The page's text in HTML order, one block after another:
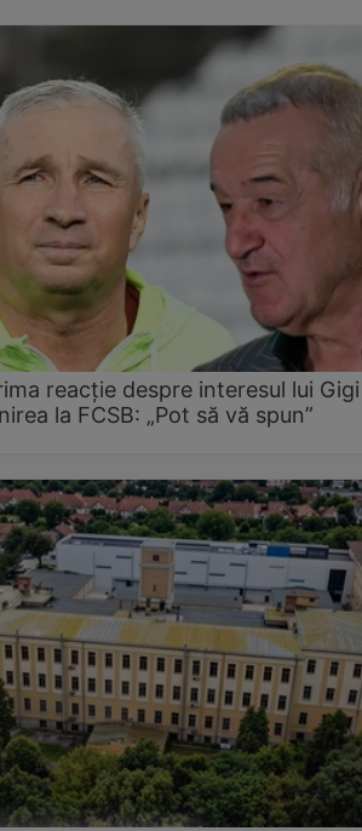
reacție despre interesul lui Gigi
la FCSB: „Pot să vă spun”